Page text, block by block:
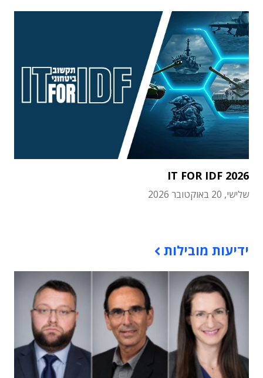
IT FOR IDF 2026
שלישי, 20 באוקטובר 2026
ידיעות מובילות